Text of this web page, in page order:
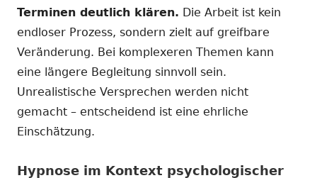
Terminen deutlich klären. Die Arbeit ist kein
endloser Prozess, sondern zielt auf greifbare
Veränderung. Bei komplexeren Themen kann
eine längere Begleitung sinnvoll sein.
Unrealistische Versprechen werden nicht
gemacht – entscheidend ist eine ehrliche
Einschätzung.
Hypnose im Kontext psychologischer